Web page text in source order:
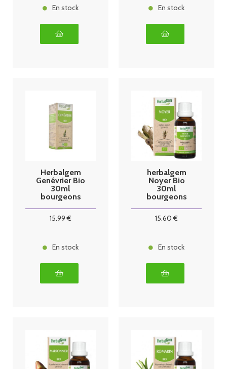
En stock En stock
Herbalgem
Genévrier Bio
30ml
bourgeons
15.99 €
En stock
herbalgem
Noyer Bio
30ml
bourgeons
15.60 €
En stock